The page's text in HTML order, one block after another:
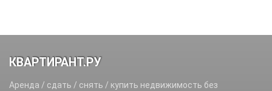
КВАРТИРАНТ.РУ
Аренда / сдать / снять / купить недвижимость без